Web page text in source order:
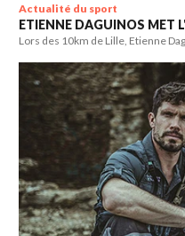
Actualité du sport
ETIENNE DAGUINOS MET
Lors des 10km de Lille, Etienne